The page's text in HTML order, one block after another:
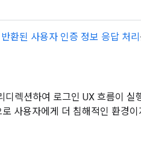
반환된 사용자 인증 정보 응답 처리
렉션하여 로그인 UX 흐름이 실
사용자에게 더 침해적인 환경